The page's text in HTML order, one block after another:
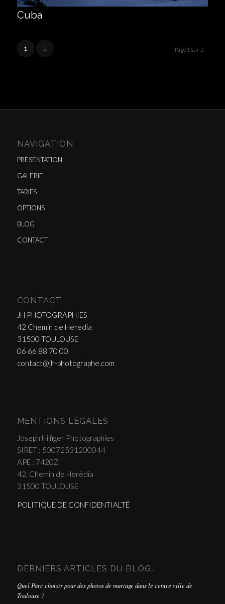
Cuba
Page 1 sur 2
1 2
NAVIGATION
PRÉSENTATION
GALERIE
TARIFS
OPTIONS
BLOG
CONTACT
CONTACT
JH PHOTOGRAPHIES
42 Chemin de Heredia
31500 TOULOUSE
06 66 88 70 00
contact@jh-photographe.com
MENTIONS LÉGALES
Joseph Hilfiger Photographies
SIRET : 50072531200044
APE : 7420Z
42, Chemin de Hérédia
31500 TOULOUSE
POLITIQUE DE CONFIDENTIALTÉ
DERNIERS ARTICLES DU BLOG…
Quel Parc choisir pour des photos de mariage dans le centre ville de
Toulouse ?